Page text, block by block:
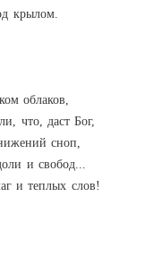
крылом.
облаков,
что, даст Бог,
сноп,
и свобод...
и теплых слов!